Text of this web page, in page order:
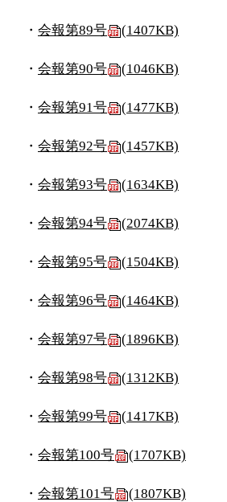
・ 会報第89号 (1407KB)
・ 会報第90号 (1046KB)
・ 会報第91号 (1477KB)
・ 会報第92号 (1457KB)
・ 会報第93号 (1634KB)
・ 会報第94号 (2074KB)
・ 会報第95号 (1504KB)
・ 会報第96号 (1464KB)
・ 会報第97号 (1896KB)
・ 会報第98号 (1312KB)
・ 会報第99号 (1417KB)
・ 会報第100号 (1707KB)
・ 会報第101号 (1807KB)